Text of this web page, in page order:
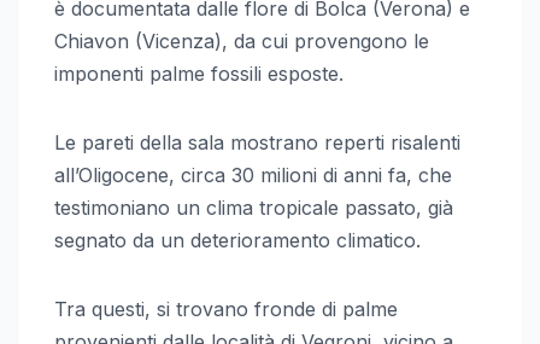
è documentata dalle flore di Bolca (Verona) e
Chiavon (Vicenza), da cui provengono le
imponenti palme fossili esposte.
Le pareti della sala mostrano reperti risalenti
all’Oligocene, circa 30 milioni di anni fa, che
testimoniano un clima tropicale passato, già
segnato da un deterioramento climatico.
Tra questi, si trovano fronde di palme